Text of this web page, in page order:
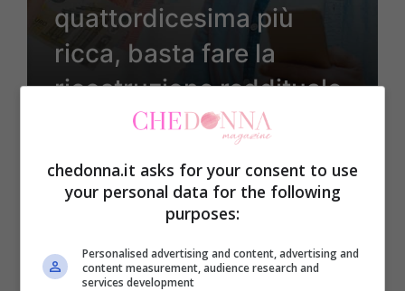
quattordicesima più
ricca, basta fare la
ricostruzione reddituale
11 Settembre 2023
chedonna.it asks for your consent to use
your personal data for the following
purposes:
Personalised advertising and content, advertising and
content measurement, audience research and
services development